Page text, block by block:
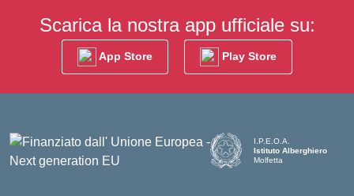
Scarica la nostra app ufficiale su:
App Store Play Store
I.P.E.O.A.
Istituto Alberghiero
Molfetta